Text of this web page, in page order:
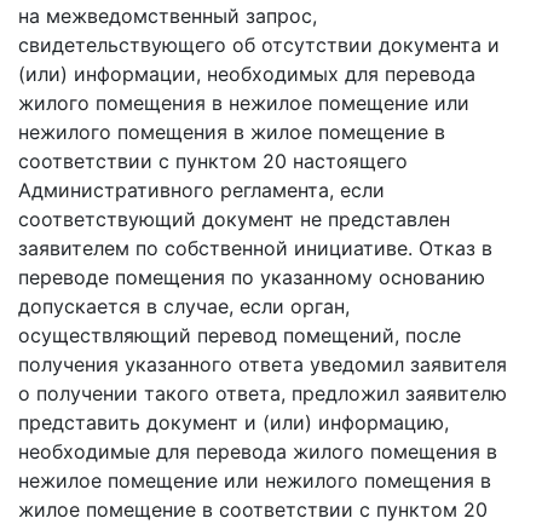
на межведомственный запрос,
свидетельствующего об отсутствии документа и
(или) информации, необходимых для перевода
жилого помещения в нежилое помещение или
нежилого помещения в жилое помещение в
соответствии с пунктом 20 настоящего
Административного регламента, если
соответствующий документ не представлен
заявителем по собственной инициативе. Отказ в
переводе помещения по указанному основанию
допускается в случае, если орган,
осуществляющий перевод помещений, после
получения указанного ответа уведомил заявителя
о получении такого ответа, предложил заявителю
представить документ и (или) информацию,
необходимые для перевода жилого помещения в
нежилое помещение или нежилого помещения в
жилое помещение в соответствии с пунктом 20